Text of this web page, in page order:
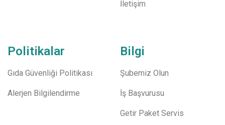
İletişim
Bilgi
Şubemiz Olun
İş Başvurusu
Getir Paket Servis
Politikalar
Gıda Güvenliği Politikası
Alerjen Bilgilendirme